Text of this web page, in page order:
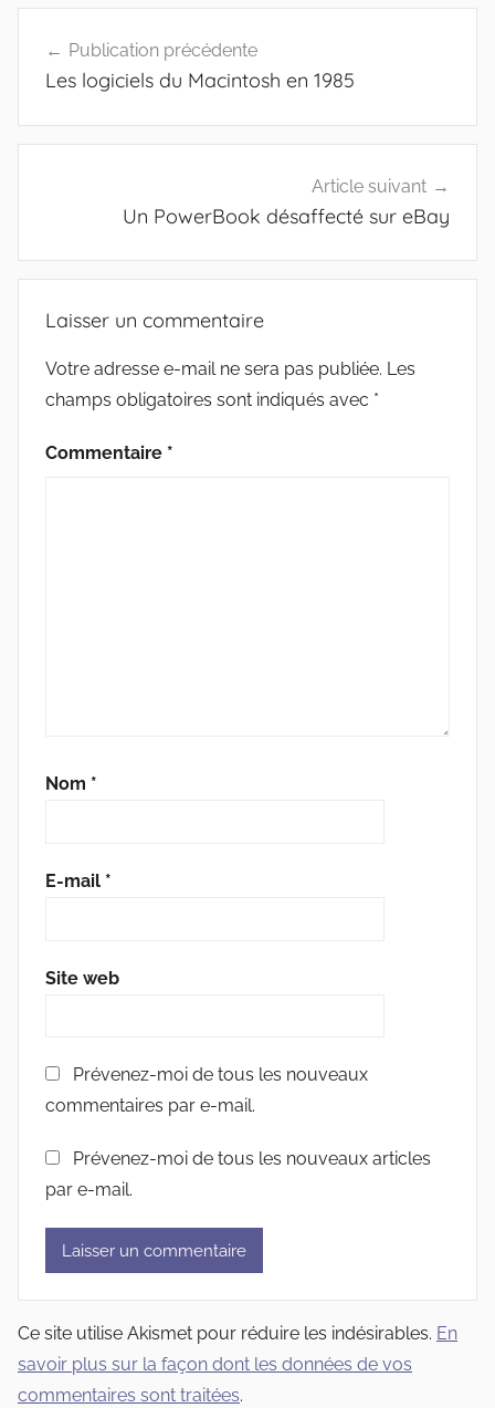
de
Publication précédente
Les logiciels du Macintosh en 1985
Article suivant
Un PowerBook désaffecté sur eBay
Laisser un commentaire
Votre adresse e-mail ne sera pas publiée. Les
champs obligatoires sont indiqués avec *
Commentaire *
Nom *
E-mail *
Site web
Prévenez-moi de tous les nouveaux
commentaires par e-mail.
Prévenez-moi de tous les nouveaux articles
par e-mail.
Ce site utilise Akismet pour réduire les indésirables. En
savoir plus sur la façon dont les données de vos
commentaires sont traitées.